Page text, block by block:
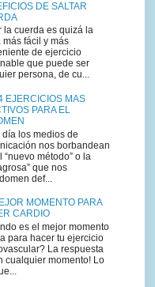
DE SALTAR
la cuerda es quizá la
más fácil y más
de ejercicio
que puede ser
persona, de cu...
EJERCICIOS MAS
PARA EL
día los medios de
nos borbandean
“nuevo método” o la
que nos
def...
MOMENTO PARA
CARDIO
es el mejor momento
para hacer tu ejercicio
La respuesta
cualquier momento! Lo